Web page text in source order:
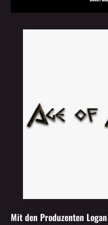
Mit den Produzenten